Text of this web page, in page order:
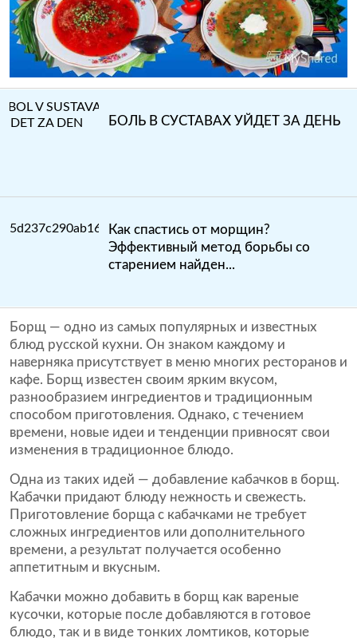
БОЛЬ В СУСТАВАХ УЙДЕТ ЗА ДЕНЬ
Как спастись от морщин?
Эффективный метод борьбы со
старением найден...
Борщ — одно из самых популярных и известных
блюд русской кухни. Он знаком каждому и
наверняка присутствует в меню многих ресторанов и
кафе. Борщ известен своим ярким вкусом,
разнообразием ингредиентов и традиционным
способом приготовления. Однако, с течением
времени, новые идеи и тенденции привносят свои
изменения в традиционное блюдо.
Одна из таких идей — добавление кабачков в борщ.
Кабачки придают блюду нежность и свежесть.
Приготовление борща с кабачками не требует
сложных ингредиентов или дополнительного
времени, а результат получается особенно
аппетитным и вкусным.
Кабачки можно добавить в борщ как вареные
кусочки, которые после добавляются в готовое
блюдо, так и в виде тонких ломтиков, которые